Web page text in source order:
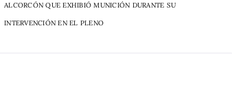
ALCORCÓN QUE EXHIBIÓ MUNICIÓN DURANTE SU
INTERVENCIÓN EN EL PLENO